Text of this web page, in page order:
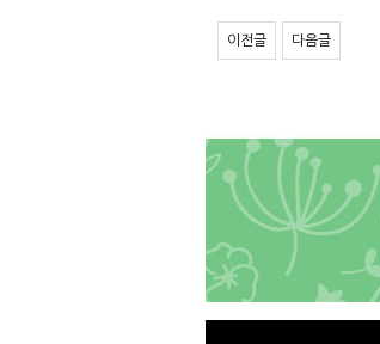
이전글 다음글